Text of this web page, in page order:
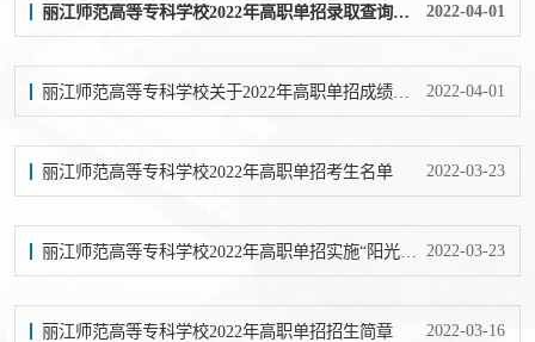
丽江师范高等专科学校2022年高职单招录取查询系统 2022-04-01
2022-04-01
丽江师范高等专科学校2022年高职单招考生名单 2022-03-23
2022-03-23
丽江师范高等专科学校2022年高职单招招生简章 2022-03-16